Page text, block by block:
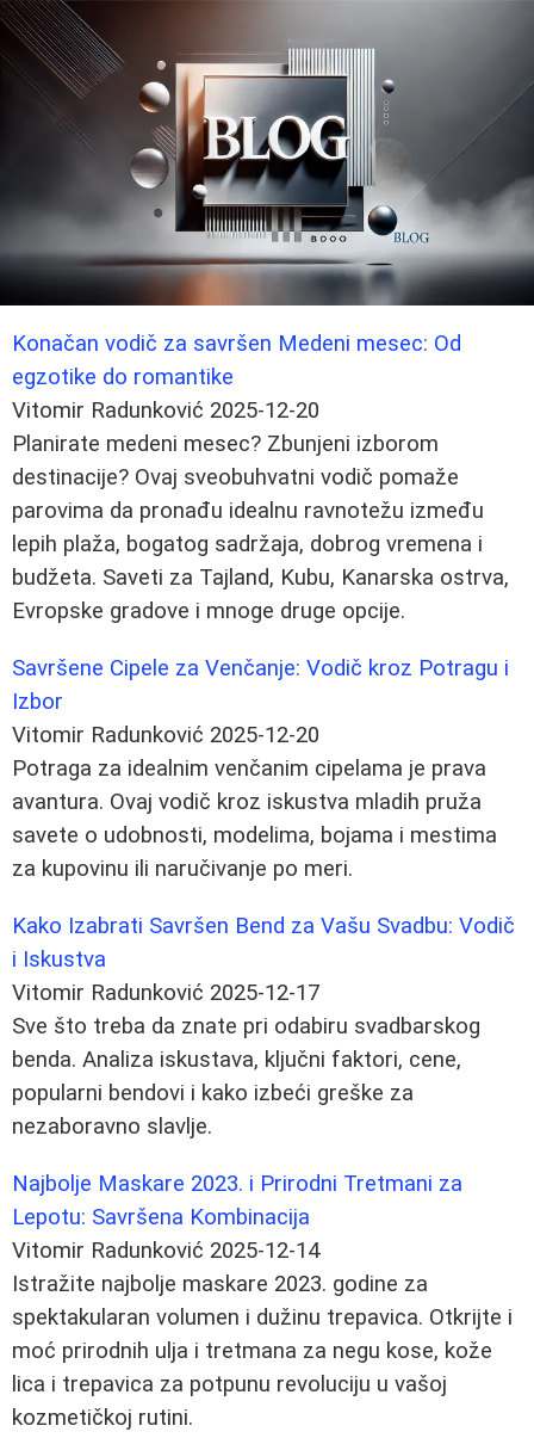
Konačan vodič za savršen Medeni mesec: Od
egzotike do romantike
Vitomir Radunković 2025-12-20
Planirate medeni mesec? Zbunjeni izborom
destinacije? Ovaj sveobuhvatni vodič pomaže
parovima da pronađu idealnu ravnotežu između
lepih plaža, bogatog sadržaja, dobrog vremena i
budžeta. Saveti za Tajland, Kubu, Kanarska ostrva,
Evropske gradove i mnoge druge opcije.
Savršene Cipele za Venčanje: Vodič kroz Potragu i
Izbor
Vitomir Radunković 2025-12-20
Potraga za idealnim venčanim cipelama je prava
avantura. Ovaj vodič kroz iskustva mladih pruža
savete o udobnosti, modelima, bojama i mestima
za kupovinu ili naručivanje po meri.
Kako Izabrati Savršen Bend za Vašu Svadbu: Vodič
i Iskustva
Vitomir Radunković 2025-12-17
Sve što treba da znate pri odabiru svadbarskog
benda. Analiza iskustava, ključni faktori, cene,
popularni bendovi i kako izbeći greške za
nezaboravno slavlje.
Najbolje Maskare 2023. i Prirodni Tretmani za
Lepotu: Savršena Kombinacija
Vitomir Radunković 2025-12-14
Istražite najbolje maskare 2023. godine za
spektakularan volumen i dužinu trepavica. Otkrijte i
moć prirodnih ulja i tretmana za negu kose, kože
lica i trepavica za potpunu revoluciju u vašoj
kozmetičkoj rutini.